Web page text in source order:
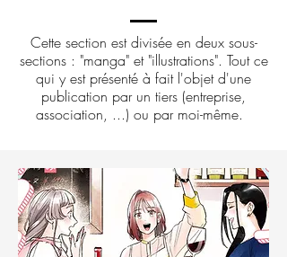
Cette section est divisée en deux sous-
sections : "manga" et "illustrations". Tout ce
qui y est présenté à fait l'objet d'une
publication par un tiers (entreprise,
association, ...) ou par moi-même.